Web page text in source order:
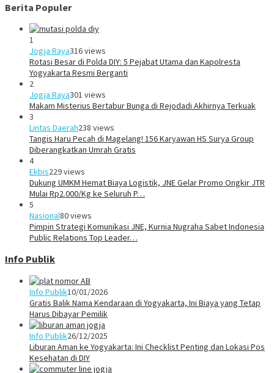
Berita Populer
1
Jogja Raya316 views
Rotasi Besar di Polda DIY: 5 Pejabat Utama dan Kapolresta
Yogyakarta Resmi Berganti
2
Jogja Raya301 views
Makam Misterius Bertabur Bunga di Rejodadi Akhirnya Terkuak
3
Lintas Daerah238 views
Tangis Haru Pecah di Magelang! 156 Karyawan HS Surya Group
Diberangkatkan Umrah Gratis
4
Ekbis229 views
Dukung UMKM Hemat Biaya Logistik, JNE Gelar Promo Ongkir JTR
Mulai Rp2.000/Kg ke Seluruh P…
5
Nasional80 views
Pimpin Strategi Komunikasi JNE, Kurnia Nugraha Sabet Indonesia
Public Relations Top Leader…
Info Publik
Info Publik10/01/2026
Gratis Balik Nama Kendaraan di Yogyakarta, Ini Biaya yang Tetap
Harus Dibayar Pemilik
Info Publik26/12/2025
Liburan Aman ke Yogyakarta: Ini Checklist Penting dan Lokasi Pos
Kesehatan di DIY